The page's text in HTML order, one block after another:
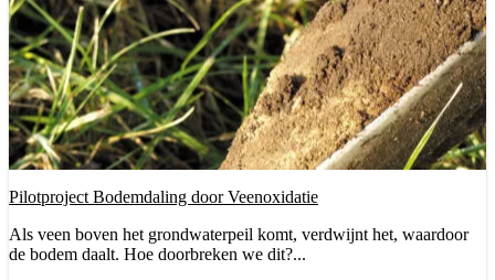
Pilotproject Bodemdaling door Veenoxidatie
Als veen boven het grondwaterpeil komt, verdwijnt het, waardoor
de bodem daalt. Hoe doorbreken we dit?...